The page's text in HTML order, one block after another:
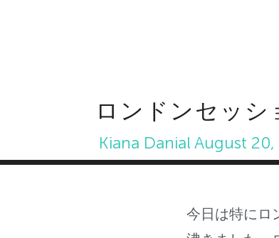
ロンドンセッシ
Kiana Danial August 20,
今日は特にロ